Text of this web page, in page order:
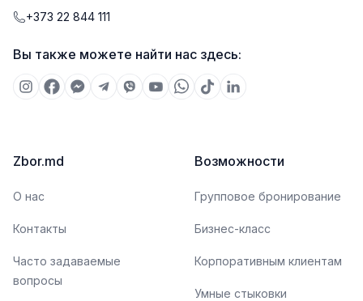
+373 22 844 111
Вы также можете найти нас здесь:
Zbor.md
О нас
Контакты
Часто задаваемые
вопросы
Возможности
Групповое бронирование
Бизнес-класс
Корпоративным клиентам
Умные стыковки